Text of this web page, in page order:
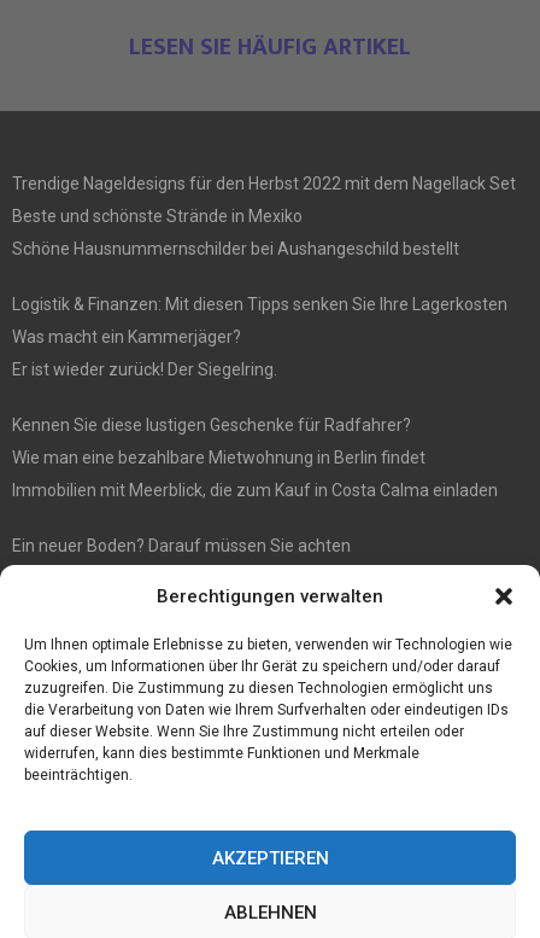
Berechtigungen verwalten
Um Ihnen optimale Erlebnisse zu bieten, verwenden wir Technologien wie
Cookies, um Informationen über Ihr Gerät zu speichern und/oder darauf
zuzugreifen. Die Zustimmung zu diesen Technologien ermöglicht uns
die Verarbeitung von Daten wie Ihrem Surfverhalten oder eindeutigen IDs
auf dieser Website. Wenn Sie Ihre Zustimmung nicht erteilen oder
widerrufen, kann dies bestimmte Funktionen und Merkmale
beeinträchtigen.
AKZEPTIEREN
ABLEHNEN
LESEN SIE HÄUFIG ARTIKEL
Trendige Nageldesigns für den Herbst 2022 mit dem Nagellack Set
Beste und schönste Strände in Mexiko
Schöne Hausnummernschilder bei Aushangeschild bestellt
Logistik & Finanzen: Mit diesen Tipps senken Sie Ihre Lagerkosten
Was macht ein Kammerjäger?
Er ist wieder zurück! Der Siegelring.
Kennen Sie diese lustigen Geschenke für Radfahrer?
Wie man eine bezahlbare Mietwohnung in Berlin findet
Immobilien mit Meerblick, die zum Kauf in Costa Calma einladen
Ein neuer Boden? Darauf müssen Sie achten
Eine effiziente Sackentleerung zur Optimierung der Prozessabläufe